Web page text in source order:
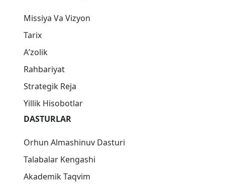
Missiya Va Vizyon
Tarix
Aʼzolik
Rahbariyat
Strategik Reja
Yillik Hisobotlar
DASTURLAR
Orhun Almashinuv Dasturi
Talabalar Kengashi
Akademik Taqvim